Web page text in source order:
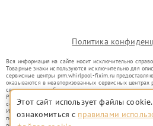
Политика
Вся информация на сайте носит исключительно
Товарные знаки используются исключительно для
сервисные центры prm.whirlpool-fixim.ru
оказываются в неавторизованных сервисных
связаны с правообладателями товарных знаков или
Ремонт осуществляется для устройств, уже введенных
со статьей 1487 ГК РФ.
Использование товарных знаков не преследует цели
потребителей в заблуждение, а служит для
Этот сайт использует файлы
ознакомиться с правилами